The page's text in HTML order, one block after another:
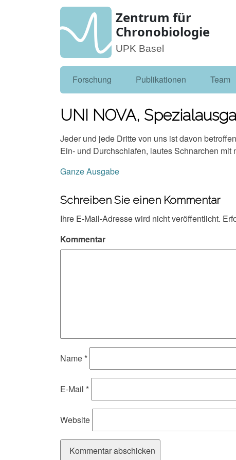
Zentrum für
Chronobiologie
UPK Basel
Forschung Publikationen Team
UNI NOVA,
Jeder und jede Dritte von uns ist davon
Ein- und Durchschlafen, lautes Schnarchen
Ganze Ausgabe
Schreiben Sie einen Kommentar
Ihre E-Mail-Adresse wird nicht veröffentlicht.
Kommentar
Name *
E-Mail *
Website